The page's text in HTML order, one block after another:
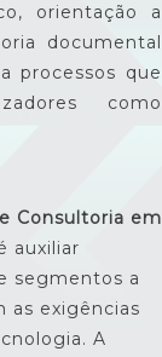
orientação a
documental
processos que
como
Consultoria em
auxiliar
segmentos a
as exigências
A